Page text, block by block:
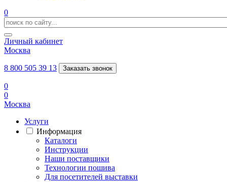
0
Личный кабинет
Москва
8 800 505 39 13 Заказать звонок
0
0
Москва
Услуги
Информация
Каталоги
Инструкции
Наши поставщики
Технологии пошива
Для посетителей выставки